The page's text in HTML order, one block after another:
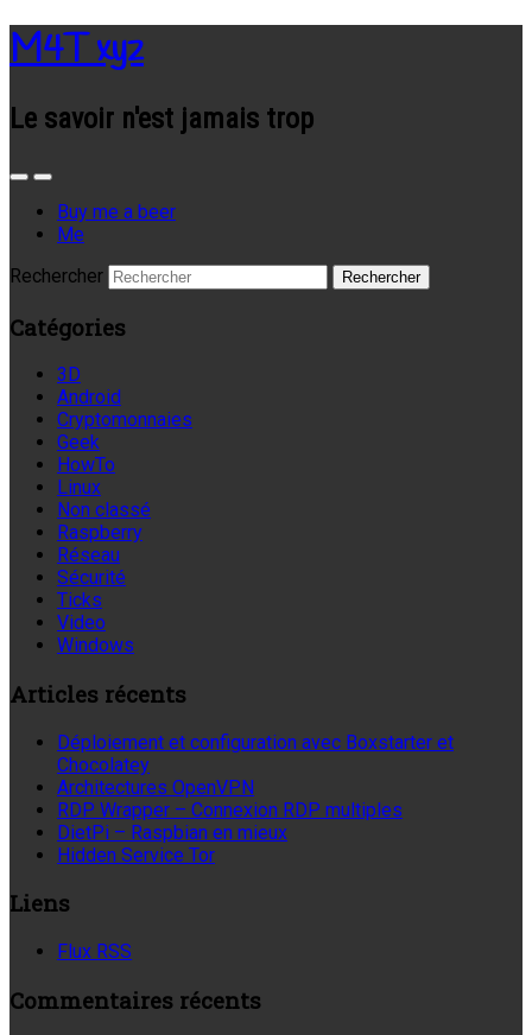
M4T xyz
Le savoir n'est jamais trop
Buy me a beer
Me
Rechercher
Catégories
3D
Android
Cryptomonnaies
Geek
HowTo
Linux
Non classé
Raspberry
Réseau
Sécurité
Ticks
Video
Windows
Articles récents
Déploiement et configuration avec Boxstarter et
Chocolatey
Architectures OpenVPN
RDP Wrapper – Connexion RDP multiples
DietPi – Raspbian en mieux
Hidden Service Tor
Liens
Flux RSS
Commentaires récents